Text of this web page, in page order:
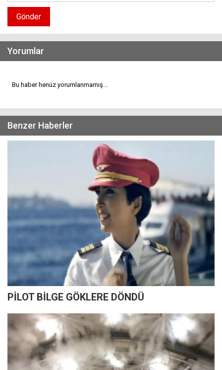
Gönder
Yorumlar
Bu haber henüz yorumlanmamış...
Benzer Haberler
PİLOT BİLGE GÖKLERE DÖNDÜ